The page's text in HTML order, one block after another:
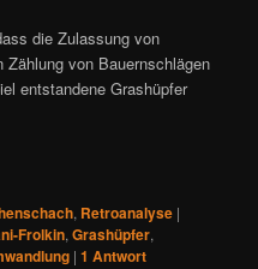
die Zulassung von
von Bauernschlägen
entstandene Grashüpfer
, Retroanalyse |
Frolkin,Grashüpfer,
|1 Antwort